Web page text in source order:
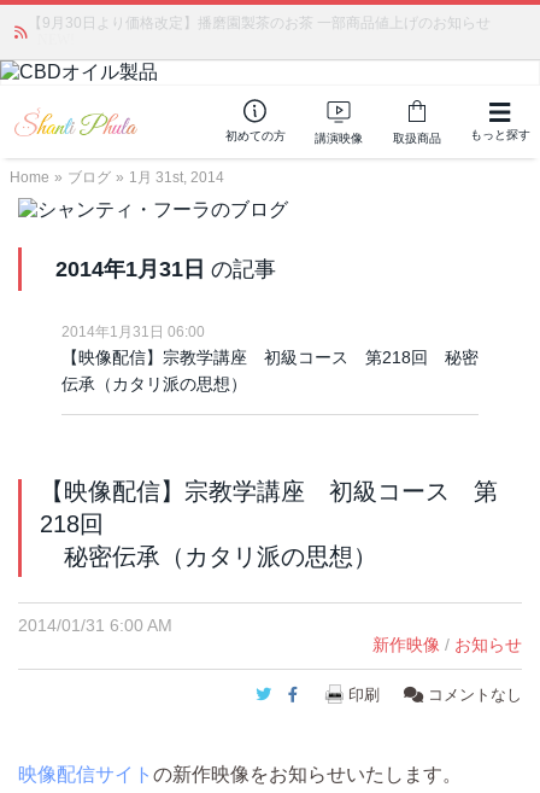
【9月30日より価格改定】播磨園製茶のお茶 一部商品値上げのお知らせ
かつて愛されていた人気商品が復活！夏場に活躍するジェルクリーム「アク
初めての方 講演映像 取扱商品 もっと探す
Home » ブログ » 1月 31st, 2014
2014年1月31日 の記事
2014年1月31日 06:00
【映像配信】宗教学講座 初級コース 第218回 秘密
伝承（カタリ派の思想）
【映像配信】宗教学講座 初級コース 第
218回
秘密伝承（カタリ派の思想）
2014/01/31 6:00 AM
新作映像 / お知らせ
Twitter
Facebook
印刷 コメントなし
映像配信サイト の新作映像をお知らせいたします。